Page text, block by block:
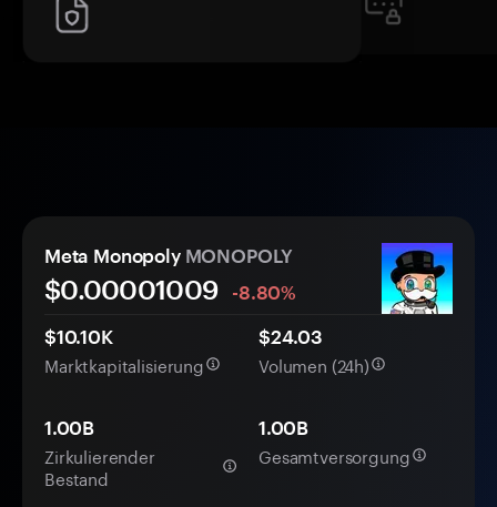
Meta Monopoly MONOPOLY
$0.00001009
-8.80%
$10.10K
Marktkapitalisierung
$24.03
Volumen (24h)
1.00B
Zirkulierender
Bestand
1.00B
Gesamtversorgung